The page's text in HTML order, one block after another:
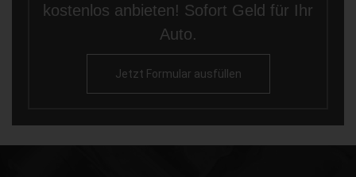
kostenlos anbieten! Sofort Geld für Ihr
Auto.
Jetzt Formular ausfüllen